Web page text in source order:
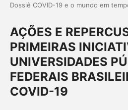
Dossiê COVID-19 e o mundo em
AÇÕES E
PRIMEIRAS
UNIVERSIDADES
FEDERAIS
COVID-19